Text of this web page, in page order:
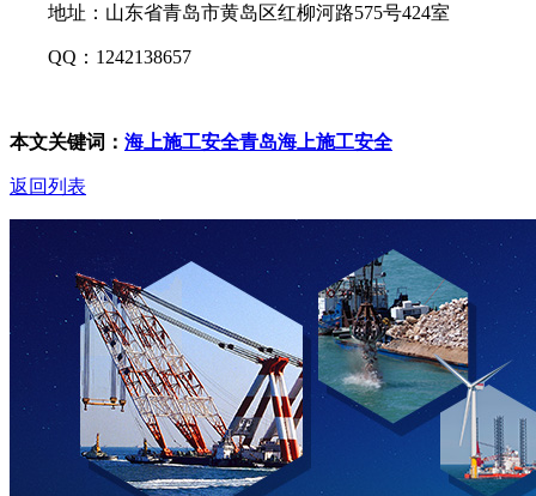
地址：山东省青岛市黄岛区红柳河路575号424室
QQ：1242138657
本文关键词： 海上施工安全青岛海上施工安全
返回列表